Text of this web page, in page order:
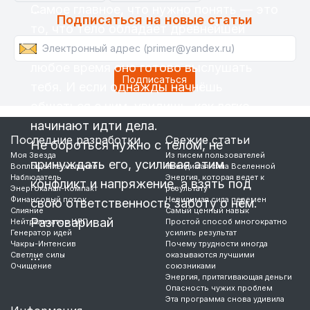
то, что тело обладает древнейшей
мудростью и интеллигентностью. В
любое время оно готово выслушать
тебя. И если однажды начнёшь
начинают идти дела.
Не бороться нужно с телом, не
принуждать его, усиливая этим
конфликт и напряжение, а взять под
свою ответственность заботу о нём.
Разговаривай
…
Подписаться на новые статьи
Последние разработки
Моя Звезда
Воплощение желаний
Наблюдатель
Энергоканал-Компакт
Финансовый поток
Слияние
Нейтрализатор НЛП
Генератор идей
Чакры-Интенсив
Светлые силы
Очищение
Свежие статьи
Из писем пользователей
Невидимая сила Вселенной
Энергия, которая ведет к
результату
Невидимая сила перемен
Самый ценный навык
Простой способ многократно
усилить результат
Почему трудности иногда
оказываются лучшими
союзниками
Энергия, притягивающая деньги
Опасность чужих проблем
Эта программа снова удивила